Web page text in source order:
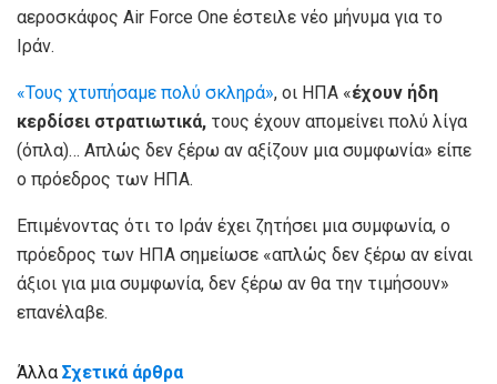
αεροσκάφος Air Force One έστειλε νέο μήνυμα για το
Ιράν.
«Τους χτυπήσαμε πολύ σκληρά», οι ΗΠΑ «έχουν ήδη
κερδίσει στρατιωτικά, τους έχουν απομείνει πολύ λίγα
(όπλα)… Απλώς δεν ξέρω αν αξίζουν μια συμφωνία» είπε
ο πρόεδρος των ΗΠΑ.
Επιμένοντας ότι το Ιράν έχει ζητήσει μια συμφωνία, ο
πρόεδρος των ΗΠΑ σημείωσε «απλώς δεν ξέρω αν είναι
άξιοι για μια συμφωνία, δεν ξέρω αν θα την τιμήσουν»
επανέλαβε.
Άλλα Σχετικά άρθρα